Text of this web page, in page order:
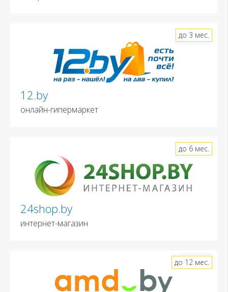
12.by
онлайн-гипермаркет
до 3 мес.
24shop.by
интернет-магазин
до 6 мес.
до 12 мес.